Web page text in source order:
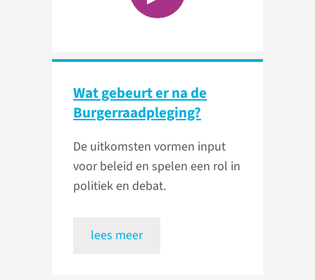
Wat gebeurt er na de
Burgerraadpleging?
De uitkomsten vormen input
voor beleid en spelen een rol in
politiek en debat.
lees meer